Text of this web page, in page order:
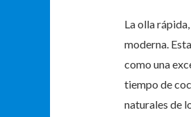
La olla
moderna.
como una
tiempo de
naturales de